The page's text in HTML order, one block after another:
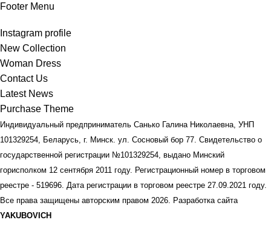
Footer Menu
Instagram profile
New Collection
Woman Dress
Contact Us
Latest News
Purchase Theme
Индивидуальный предприниматель Санько Галина Николаевна, УНП
101329254, Беларусь, г. Минск. ул. Сосновый бор 77. Свидетельство о
государственной регистрации №101329254, выдано Минский
горисполком 12 сентября 2011 году. Регистрационный номер в торговом
реестре - 519696. Дата регистрации в торговом реестре 27.09.2021 году.
Все права защищены авторским правом 2026. Разработка сайта
YAKUBOVICH